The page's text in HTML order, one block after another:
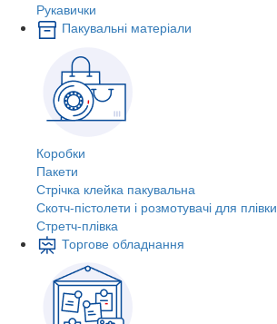
Рукавички
Пакувальні матеріали
Коробки
Пакети
Стрічка клейка пакувальна
Скотч-пістолети і розмотувачі для плівки
Стретч-плівка
Торгове обладнання